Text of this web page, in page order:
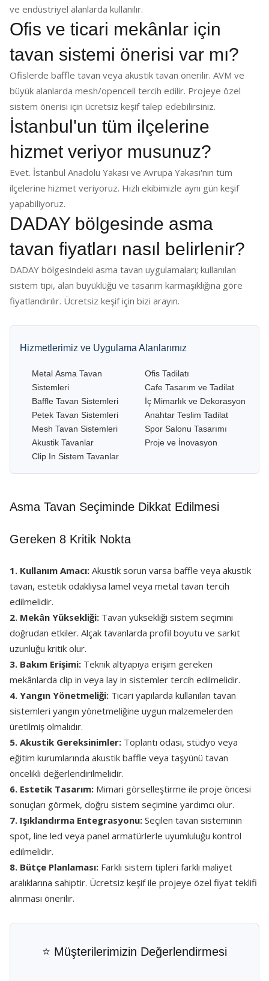
ve endüstriyel alanlarda kullanılır.
Ofis ve ticari mekânlar için
tavan sistemi önerisi var mı?
Ofislerde baffle tavan veya akustik tavan önerilir. AVM ve
büyük alanlarda mesh/opencell tercih edilir. Projeye özel
sistem önerisi için ücretsiz keşif talep edebilirsiniz.
İstanbul'un tüm ilçelerine
hizmet veriyor musunuz?
Evet. İstanbul Anadolu Yakası ve Avrupa Yakası'nın tüm
ilçelerine hizmet veriyoruz. Hızlı ekibimizle aynı gün keşif
yapabiliyoruz.
DADAY bölgesinde asma
tavan fiyatları nasıl belirlenir?
DADAY bölgesindeki asma tavan uygulamaları; kullanılan
sistem tipi, alan büyüklüğü ve tasarım karmaşıklığına göre
fiyatlandırılır. Ücretsiz keşif için bizi arayın.
Hizmetlerimiz ve Uygulama Alanlarımız
Metal Asma Tavan
Sistemleri
Baffle Tavan Sistemleri
Petek Tavan Sistemleri
Mesh Tavan Sistemleri
Akustik Tavanlar
Clip In Sistem Tavanlar
Ofis Tadilatı
Cafe Tasarım ve Tadilat
İç Mimarlık ve Dekorasyon
Anahtar Teslim Tadilat
Spor Salonu Tasarımı
Proje ve İnovasyon
Asma Tavan Seçiminde Dikkat Edilmesi
Gereken 8 Kritik Nokta
1. Kullanım Amacı: Akustik sorun varsa baffle veya akustik
tavan, estetik odaklıysa lamel veya metal tavan tercih
edilmelidir.
2. Mekân Yüksekliği: Tavan yüksekliği sistem seçimini
doğrudan etkiler. Alçak tavanlarda profil boyutu ve sarkıt
uzunluğu kritik olur.
3. Bakım Erişimi: Teknik altyapıya erişim gereken
mekânlarda clip in veya lay in sistemler tercih edilmelidir.
4. Yangın Yönetmeliği: Ticari yapılarda kullanılan tavan
sistemleri yangın yönetmeliğine uygun malzemelerden
üretilmiş olmalıdır.
5. Akustik Gereksinimler: Toplantı odası, stüdyo veya
eğitim kurumlarında akustik baffle veya taşyünü tavan
öncelikli değerlendirilmelidir.
6. Estetik Tasarım: Mimari görselleştirme ile proje öncesi
sonuçları görmek, doğru sistem seçimine yardımcı olur.
7. Işıklandırma Entegrasyonu: Seçilen tavan sisteminin
spot, line led veya panel armatürlerle uyumluluğu kontrol
edilmelidir.
8. Bütçe Planlaması: Farklı sistem tipleri farklı maliyet
aralıklarına sahiptir. Ücretsiz keşif ile projeye özel fiyat teklifi
alınması önerilir.
⭐ Müşterilerimizin Değerlendirmesi